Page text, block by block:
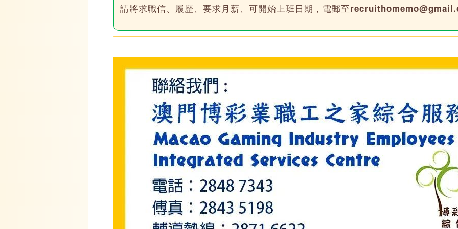
請將求職信、履歷、要求月薪、可開始上班日期，電郵至